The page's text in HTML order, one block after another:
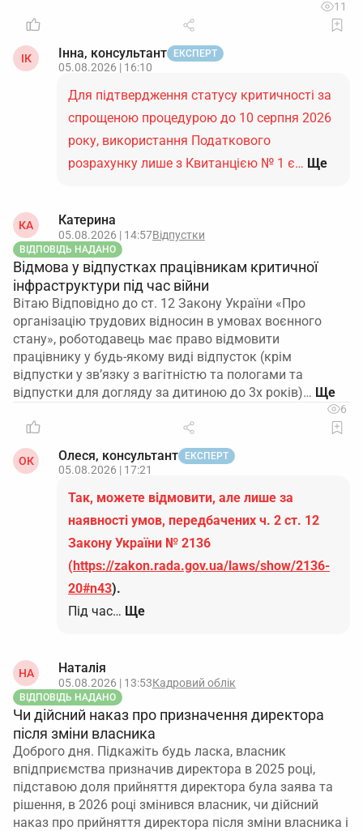
11
ІК Інна, консультант ЕКСПЕРТ
05.08.2026 | 16:10
Для підтвердження статусу критичності за
спрощеною процедурою до 10 серпня 2026
року, використання Податкового
розрахунку лише з Квитанцією № 1 є… Ще
КА Катерина
05.08.2026 | 14:57Відпустки
ВІДПОВІДЬ НАДАНО
Відмова у відпустках працівникам критичної
інфраструктури під час війни
Вітаю Відповідно до ст. 12 Закону України «Про
організацію трудових відносин в умовах воєнного
стану», роботодавець має право відмовити
працівнику у будь-якому виді відпусток (крім
відпустки у зв’язку з вагітністю та пологами та
відпустки для догляду за дитиною до 3х років)…
6
ОК Олеся, консультант ЕКСПЕРТ
05.08.2026 | 17:21
Так, можете відмовити, але лише за
наявності умов, передбачених ч. 2 ст. 12
Закону України № 2136
(https://zakon.rada.gov.ua/laws/show/2136-
20#n43).
Під час… Ще
НА Наталія
05.08.2026 | 13:53Кадровий облік
ВІДПОВІДЬ НАДАНО
Чи дійсний наказ про призначення директора
після зміни власника
Доброго дня. Підкажіть будь ласка, власник
впідприємства призначив директора в 2025 році,
підставою доля прийняття директора була заява та
рішення, в 2026 році змінився власник, чи дійсний
наказ про прийняття директора після зміни власника і